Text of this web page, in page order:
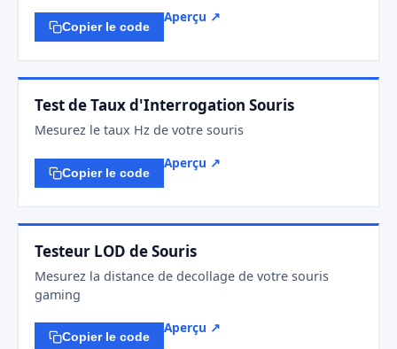
Copier le code
Aperçu ↗
Test de Taux d'Interrogation Souris
Mesurez le taux Hz de votre souris
Copier le code
Aperçu ↗
Testeur LOD de Souris
Mesurez la distance de decollage de votre souris
gaming
Copier le code
Aperçu ↗